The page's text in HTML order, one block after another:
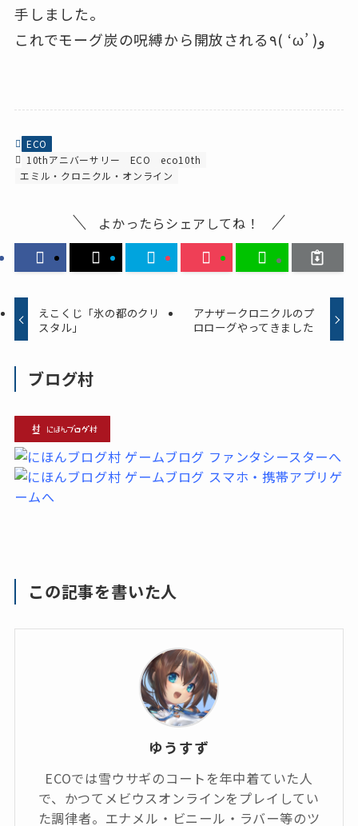
手しました。
これでモーグ炭の呪縛から開放される٩( ‘ω’ )و
ECO
10thアニバーサリー
ECO
eco10th
エミル・クロニクル・オンライン
よかったらシェアしてね！
えこくじ「氷の都のクリ
スタル」
アナザークロニクルのプ
ロローグやってきました
ブログ村
この記事を書いた人
ゆうすず
ECOでは雪ウサギのコートを年中着ていた人
で、かつてメビウスオンラインをプレイしてい
た調律者。エナメル・ビニール・ラバー等のツ